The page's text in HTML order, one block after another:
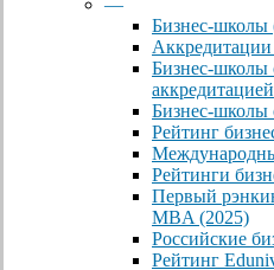
—
Бизнес-школы
Бизнес-школы
аккредитацией
Бизнес-школы
Рейтинг
Рейтинги
Первый
MBA (2025)
Российские
Рейтинг